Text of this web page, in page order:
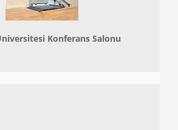
Konferans Salonu